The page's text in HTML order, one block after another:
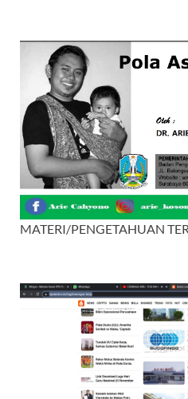
MATERI/PENGETAHUAN